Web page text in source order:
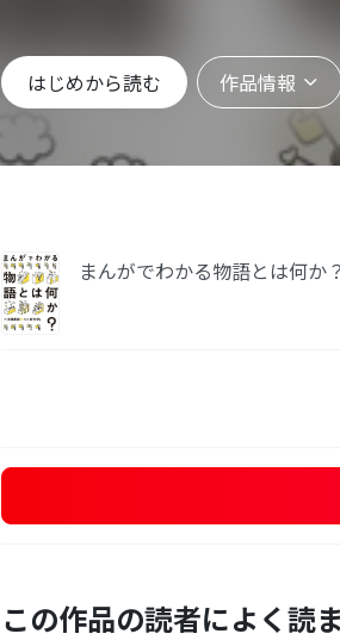
はじめから読む 作品情報
まんがでわかる物語とは何か
この作品の読者によく読